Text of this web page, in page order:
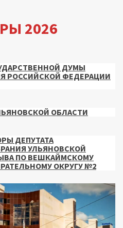
2026
ДУМЫ
РОССИЙСКОЙ ФЕДЕРАЦИИ
ОБЛАСТИ
ДЕПУТАТА
УЛЬЯНОВСКОЙ
ПО ВЕШКАЙМСКОМУ
ОКРУГУ №2